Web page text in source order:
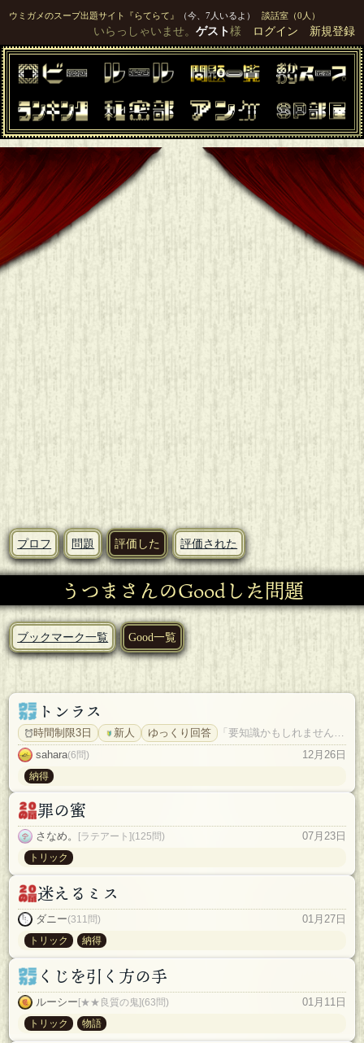
ウミガメのスープ出題サイト『らてらて』 （今、7人いるよ） 談話室（0人）
いらっしゃいませ。 ゲスト様 ログイン 新規登録
プロフ 問題 評価した 評価された
うつまさんのGoodした問題
ブックマーク一覧 Good一覧
トンラス
時間制限3日 新人 ゆっくり回答
「要知識かもしれません。」
sahara(6問) 12月26日
納得
罪の蜜
さなめ。 [ラテアート](125問) 07月23日
トリック
迷えるミス
ダニー(311問) 01月27日
トリック 納得
くじを引く方の手
ルーシー[★★良質の鬼](63問) 01月11日
トリック 物語